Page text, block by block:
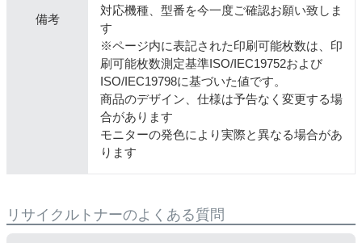
備考
対応機種、型番を今一度ご確認お願い致しま
す
※ページ内に表記された印刷可能枚数は、印
刷可能枚数測定基準ISO/IEC19752および
ISO/IEC19798に基づいた値です。
商品のデザイン、仕様は予告なく変更する場
合があります
モニターの発色により実際と異なる場合があ
ります
リサイクルトナーのよくある質問